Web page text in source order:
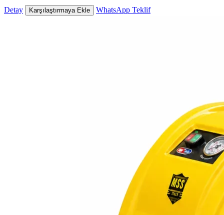
Detay Karşılaştırmaya Ekle WhatsApp Teklif